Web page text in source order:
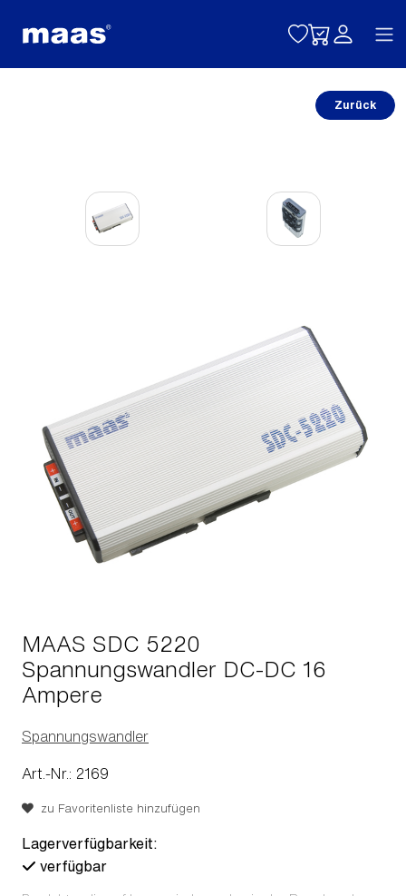
Toggle
Zurück
MAAS SDC 5220
Spannungswandler DC-DC 16
Ampere
Spannungswandler
Art.-Nr.: 2169
zu Favoritenliste hinzufügen
Lagerverfügbarkeit:
verfügbar